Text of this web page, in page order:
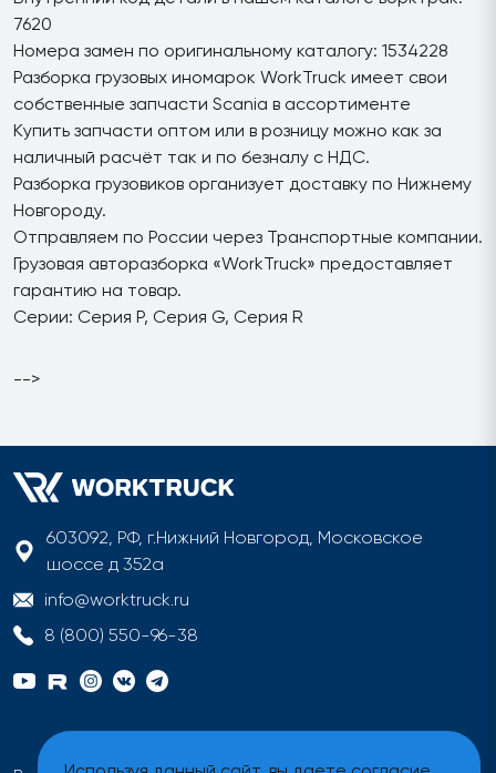
7620
Номера замен по оригинальному каталогу: 1534228
Разборка грузовых иномарок WorkTruck имеет свои
собственные запчасти Scania в ассортименте
Купить запчасти оптом или в розницу можно как за
наличный расчёт так и по безналу с НДС.
Разборка грузовиков организует доставку по Нижнему
Новгороду.
Отправляем по России через Транспортные компании.
Грузовая авторазборка «WorkTruck» предоставляет
гарантию на товар.
Серии: Серия P, Серия G, Серия R
-->
603092, РФ, г.Нижний Новгород, Московское
шоссе д 352а
info@worktruck.ru
8 (800) 550-96-38